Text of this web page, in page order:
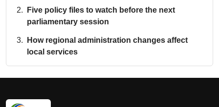
Five policy files to watch before the next
parliamentary session
How regional administration changes affect
local services